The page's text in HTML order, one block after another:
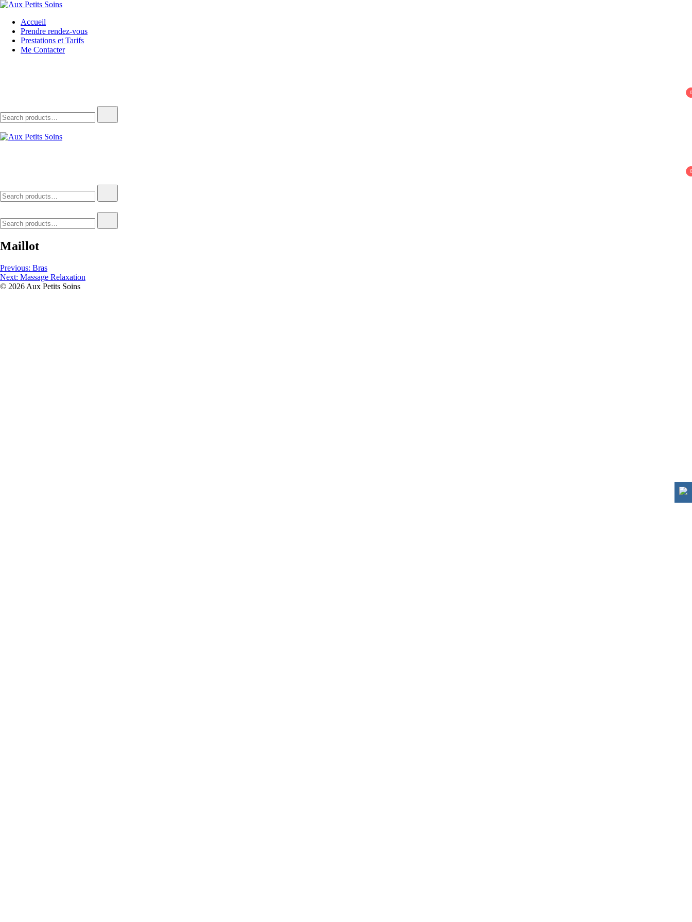
Skip
content
Aux Petits Soins
La beauté vient à vous
Accueil
Prendre rendez-vous
Prestations et Tarifs
Me Contacter
0
for:
0
for:
for:
Maillot
Navigation
de
Previous: Bras
Next: Massage Relaxation
© 2026 Aux Petits Soins